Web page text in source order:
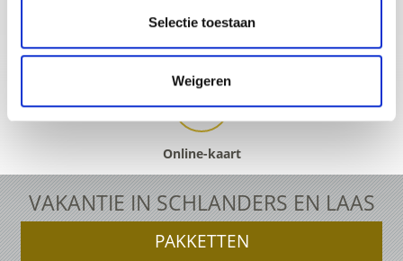
Selectie toestaan
Weigeren
Online-kaart
VAKANTIE IN SCHLANDERS EN LAAS
PAKKETTEN